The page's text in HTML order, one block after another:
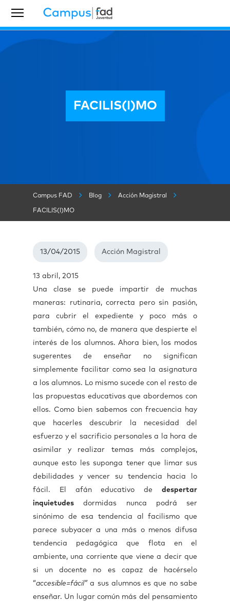
FACILIS(I)MO
Campus FAD Blog Acción Magistral
FACILIS(I)MO
13/04/2015 Acción Magistral
13 abril, 2015
Una clase se puede impartir de muchas
maneras: rutinaria, correcta pero sin pasión,
para cubrir el expediente y poco más o
también, cómo no, de manera que despierte el
interés de los alumnos. Ahora bien, los modos
sugerentes de enseñar no significan
simplemente facilitar como sea la asignatura
a los alumnos. Lo mismo sucede con el resto de
las propuestas educativas que abordemos con
ellos. Como bien sabemos con frecuencia hay
que hacerles descubrir la necesidad del
esfuerzo y el sacrificio personales a la hora de
asimilar y realizar temas más complejos,
aunque esto les suponga tener que limar sus
debilidades y vencer su tendencia hacia lo
fácil. El afán educativo de despertar
inquietudes dormidas nunca podrá ser
sinónimo de esa tendencia al facilismo que
parece subyacer a una más o menos difusa
tendencia pedagógica que flota en el
ambiente, una corriente que viene a decir que
si un docente no es capaz de hacérselo
“accesible=fácil” a sus alumnos es que no sabe
enseñar. Un lugar común más del pensamiento